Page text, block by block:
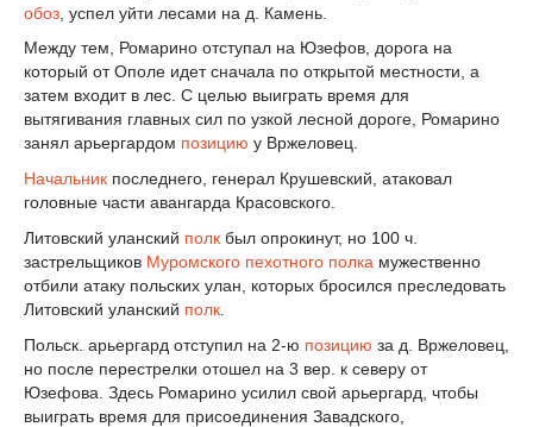
обоз , успел уйти лесами на д. Камень.
Между тем, Ромарино отступал на Юзефов, дорога на
который от Ополе идет сначала по открытой местности, а
затем входит в лес. С целью выиграть время для
вытягивания главных сил по узкой лесной дороге, Ромарино
занял арьергардом позицию у Вржеловец.
Начальник последнего, генерал Крушевский, атаковал
головные части авангарда Красовского.
Литовский уланский полк был опрокинут, но 100 ч.
застрельщиков Муромского пехотного полка мужественно
отбили атаку польских улан, которых бросился преследовать
Литовский уланский полк
Польск. арьергард отступил на 2-ю позицию за д. Вржеловец,
но после перестрелки отошел на 3 вер. к северу от
Юзефова. Здесь Ромарино усилил свой арьергард, чтобы
выиграть время для присоединения Завадского,